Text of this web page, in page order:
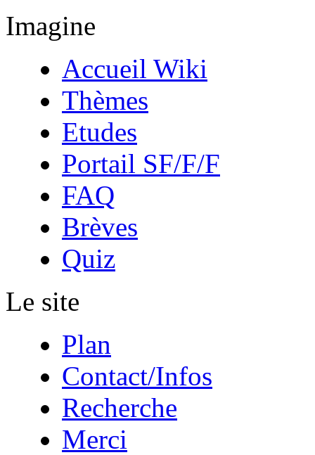
Imagine
Accueil Wiki
Thèmes
Etudes
Portail SF/F/F
FAQ
Brèves
Quiz
Le site
Plan
Contact/Infos
Recherche
Merci